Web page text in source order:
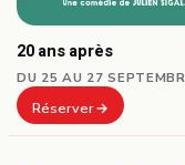
20 ans après
DU 25 AU 27
Réserver